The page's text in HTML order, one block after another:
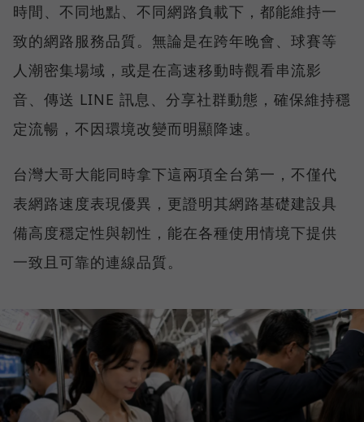
時間、不同地點、不同網路負載下，都能維持一
致的網路服務品質。無論是在跨年晚會、球賽等
人潮密集場域，或是在高速移動時觀看串流影
音、傳送 LINE 訊息、分享社群動態，確保維持穩
定流暢，不因環境改變而明顯降速。
台灣大哥大能同時拿下這兩項全台第一，不僅代
表網路速度表現優異，更證明其網路基礎建設具
備高度穩定性與韌性，能在各種使用情境下提供
一致且可靠的連線品質。